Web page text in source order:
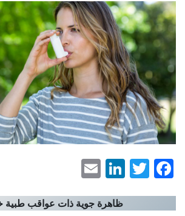
Facebook
Twitter
LinkedIn
ظاهرة جوية ذات عواقب طبية